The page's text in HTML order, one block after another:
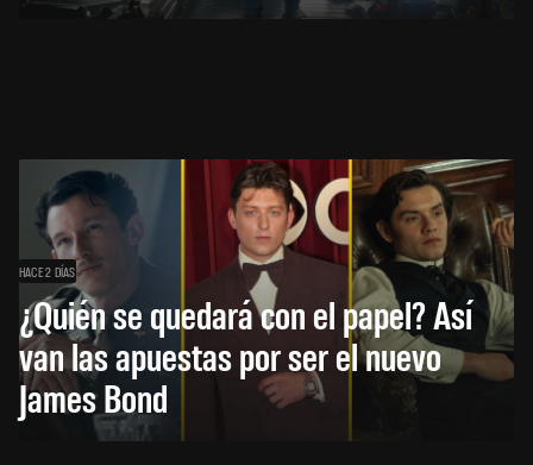
HACE 2 DÍAS
¿Quién se quedará con el papel? Así
van las apuestas por ser el nuevo
James Bond